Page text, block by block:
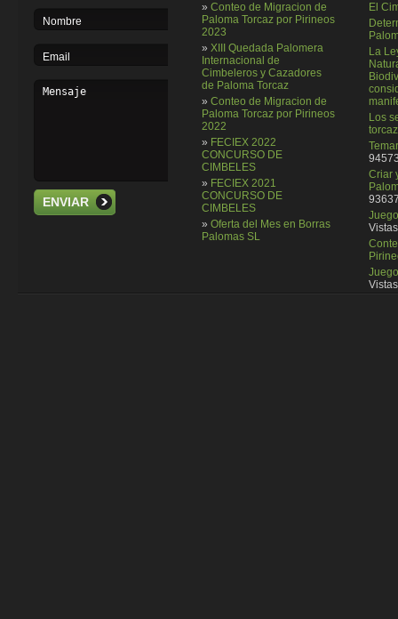
ENVIAR
» Conteo de Migracion de
Paloma Torcaz por Pirineos
2023
» XIII Quedada Palomera
Internacional de
Cimbeleros y Cazadores
de Paloma Torcaz
» Conteo de Migracion de
Paloma Torcaz por Pirineos
2022
» FECIEX 2022
CONCURSO DE
CIMBELES
» FECIEX 2021
CONCURSO DE
CIMBELES
» Oferta del Mes en Borras
Palomas SL
El
La
Los
torcaz
Criar
Vistas
Vistas